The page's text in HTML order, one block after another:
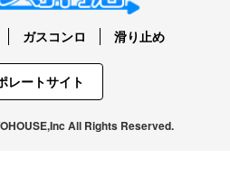
ガスコンロ 滑り止め
レートサイト
All Rights Reserved.